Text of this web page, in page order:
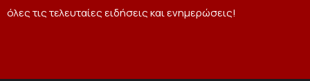
όλες τις τελευταίες ειδήσεις και ενημερώσεις!